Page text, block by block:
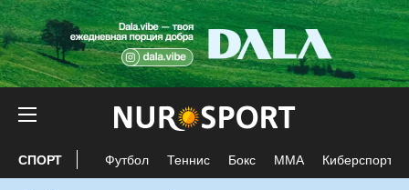
СПОРТ Футбол Теннис Бокс ММА Киберспорт